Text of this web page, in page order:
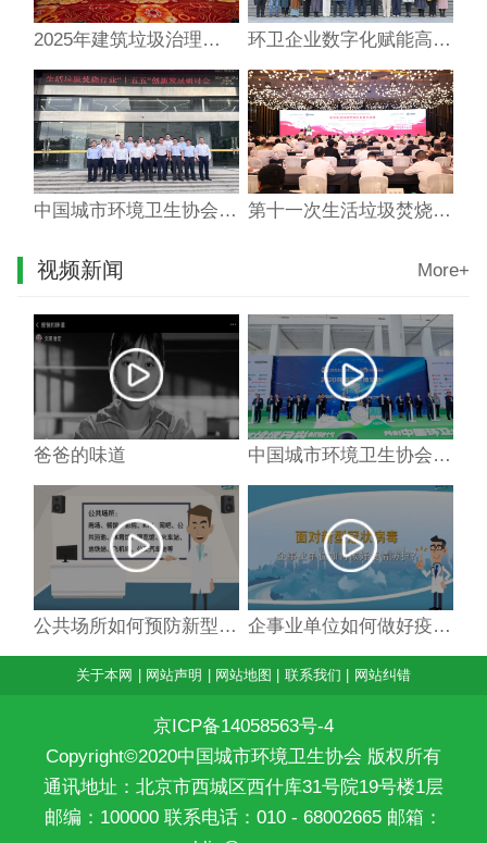
2025年建筑垃圾治理与资源化利用交流会在宁波成功举办 环卫企业数字化赋能高级研修班在京成功举办
中国城市环境卫生协会垃圾焚烧行业“十五五”创新发展研讨会在东莞市圆满召开 第十一次生活垃圾焚烧处理技术与设备研讨会 在西安隆重召开
视频新闻 More+
爸爸的味道 中国城市环境卫生协会年暨2020中国环卫博览会在北京隆重召开
公共场所如何预防新型冠状病毒 企事业单位如何做好疫情防护
关于本网 | 网站声明 | 网站地图 | 联系我们 | 网站纠错
京ICP备14058563号-4
Copyright©2020中国城市环境卫生协会 版权所有
通讯地址：北京市西城区西什库31号院19号楼1层
邮编：100000 联系电话：010 - 68002665 邮箱：